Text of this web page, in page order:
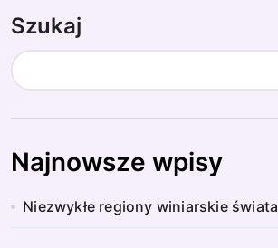
Szukaj
Najnowsze wpisy
Niezwykłe regiony winiarskie świata